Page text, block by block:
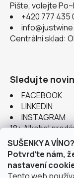
SUŠENKY A
Potvrďte nám,
nastavení
Pište, volejte
+420 777 435
Centrální sklad:
Sledujte
FACEBOOK
LINKEDIN
INSTAGRAM
18+ Alkohol
rozumem.